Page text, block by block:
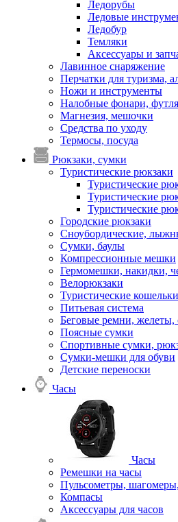
Ледорубы
Ледовые
Ледобур
Темляки
Аксессуары и
Лавинное снаряжение
Перчатки для туризма,
Ножи и инструменты
Налобные фонари,
Магнезия, мешочки
Средства по уходу
Термосы, посуда
Рюкзаки, сумки
Туристические рюкзаки
Туристические
Туристические
Туристические
Городские рюкзаки
Сноубордические,
Сумки, баулы
Компрессионные мешки
Гермомешки, накидки,
Велорюкзаки
Туристические
Питьевая система
Беговые ремни, желеты,
Поясные сумки
Спортивные сумки,
Сумки-мешки для обуви
Детские переноски
Часы
Часы
Ремешки на часы
Пульсометры,
Компасы
Аксессуары для часов